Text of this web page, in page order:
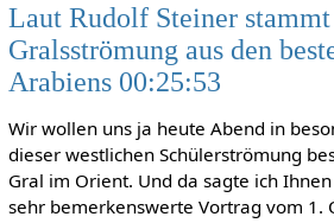
Laut Rudolf Steiner
Gralsströmung aus den
Arabiens 00:25:53
Wir wollen uns ja heute Abend in
dieser westlichen Schülerströmung
Gral im Orient. Und da sagte ich
sehr bemerkenswerte Vortrag vom 1.